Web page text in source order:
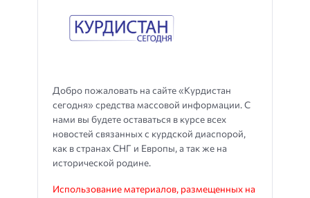
Добро пожаловать на сайте «Курдистан
сегодня» средства массовой информации. С
нами вы будете оставаться в курсе всех
новостей связанных с курдской диаспорой,
как в странах СНГ и Европы, а так же на
исторической родине.
Использование материалов, размещенных на